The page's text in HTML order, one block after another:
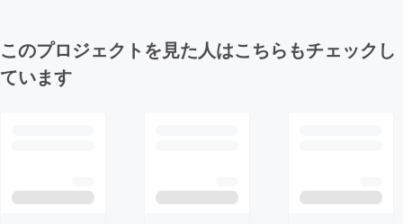
このプロジェクトを見た人はこちらもチェックし
ています